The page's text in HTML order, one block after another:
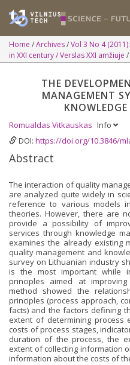
Home Archives Vol 3 No 4
in XXI century / Verslas XXI amžiuje
THE
MANAGEMENT
Romualdas Vitkauskas Info
DOI: https://doi.org/10.3846/
Abstract
The interaction of quality
are analyzed quite widely in
reference to various models
theories. However, there are
provide a possibility of
services through knowledge
examines the already existing
quality management and
survey on Lithuanian industry
is the most important while
principles aimed at
method showed the
principles (process approach,
facts) and the factors defining
extent of determining process
costs of process stages,
dura­tion of the process, the
extent of collecting information
information about the costs of